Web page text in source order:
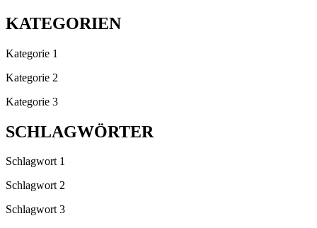
KATEGORIEN
Kategorie 1
Kategorie 2
Kategorie 3
SCHLAGWÖRTER
Schlagwort 1
Schlagwort 2
Schlagwort 3